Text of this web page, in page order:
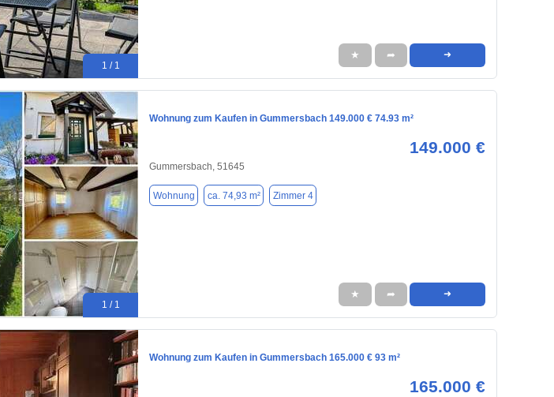
1 / 1
★ ➦ ➜
1 / 1
Wohnung zum Kaufen in Gummersbach 149.000 € 74.93 m²
149.000 €
Gummersbach, 51645
Wohnung ca. 74,93 m² Zimmer 4
★ ➦ ➜
Wohnung zum Kaufen in Gummersbach 165.000 € 93 m²
165.000 €